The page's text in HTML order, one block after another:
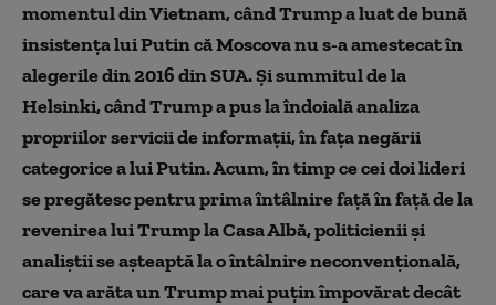
momentul din Vietnam, când Trump a luat de bună
insistența lui Putin că Moscova nu s-a amestecat în
alegerile din 2016 din SUA. Și summitul de la
Helsinki, când Trump a pus la îndoială analiza
propriilor servicii de informații, în fața negării
categorice a lui Putin. Acum, în timp ce cei doi lideri
se pregătesc pentru prima întâlnire față în față de la
revenirea lui Trump la Casa Albă, politicienii și
analiștii se așteaptă la o întâlnire neconvențională,
care va arăta un Trump mai puțin împovărat decât